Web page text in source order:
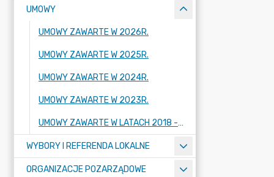
UMOWY
UMOWY ZAWARTE W 2026R.
UMOWY ZAWARTE W 2025R.
UMOWY ZAWARTE W 2024R.
UMOWY ZAWARTE W 2023R.
UMOWY ZAWARTE W LATACH 2018 - 2022
WYBORY I REFERENDA LOKALNE
ORGANIZACJE POZARZĄDOWE